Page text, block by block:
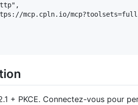
mcp.cpln.io/
+ PKCE. Connectez-vous pour